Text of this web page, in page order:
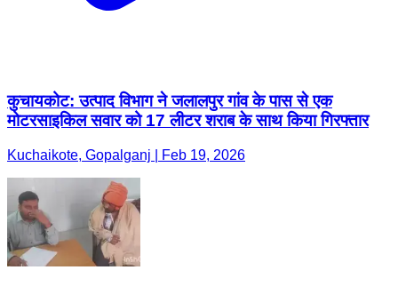
कुचायकोट: उत्पाद विभाग ने जलालपुर गांव के पास से एक
मोटरसाइकिल सवार को 17 लीटर शराब के साथ किया गिरफ्तार
Kuchaikote, Gopalganj | Feb 19, 2026